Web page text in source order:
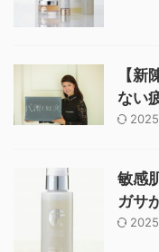
【
ない
敏感
ガサ